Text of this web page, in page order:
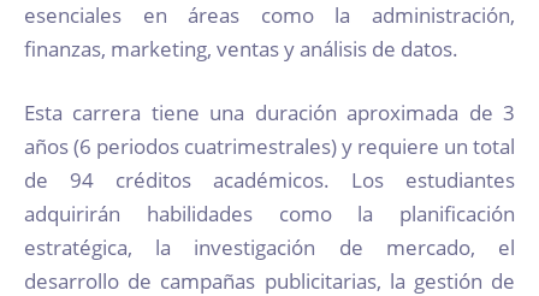
esenciales en áreas como la administración,
finanzas, marketing, ventas y análisis de datos.
Esta carrera tiene una duración aproximada de 3
años (6 periodos cuatrimestrales) y requiere un total
de 94 créditos académicos. Los estudiantes
adquirirán habilidades como la planificación
estratégica, la investigación de mercado, el
desarrollo de campañas publicitarias, la gestión de